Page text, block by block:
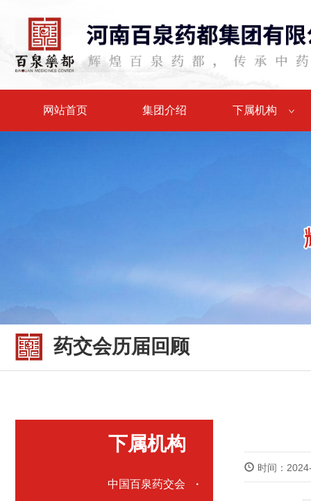
网站首页 集团介绍 下属机构
药交会历届回顾
时间：
下属机构
中国百泉药交会 ·